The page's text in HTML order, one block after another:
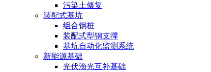
污染土修复
装配式基坑
组合钢桩
装配式型钢支撑
基坑自动化监测系统
新能源基础
光伏渔光互补基础